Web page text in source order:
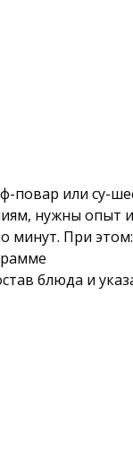
повар или су-
нужны опыт
минут. При этом:
блюда и